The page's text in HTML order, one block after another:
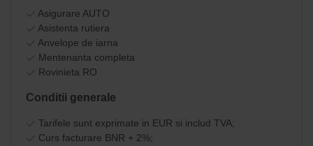
Asigurare AUTO
Asistenta rutiera
Anvelope de iarna
Mentenanta completa
Rovinieta RO
Conditii generale
Tarifele sunt exprimate in EUR si includ TVA;
Curs facturare BNR + 2%;